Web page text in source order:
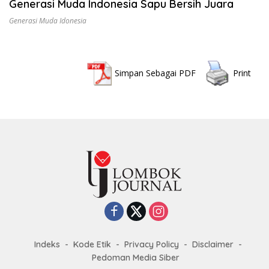
Generasi Muda Indonesia Sapu Bersih Juara
Generasi Muda Idonesia
Simpan Sebagai PDF Print
Indeks Kode Etik Privacy Policy
Disclaimer
Pedoman Media Siber